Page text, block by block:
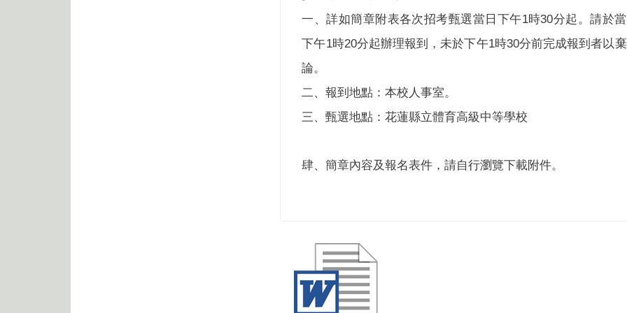
一、詳如簡章附表各次招考甄選當日下午1時30分起。請於
下午1時20分起辦理報到，未於下午1時30分前完成報到者以
論。
二、報到地點：本校人事室。
三、甄選地點：花蓮縣立體育高級中等學校
肆、簡章內容及報名表件，請自行瀏覽下載附件。